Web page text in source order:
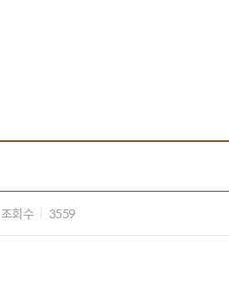
조회수 3559